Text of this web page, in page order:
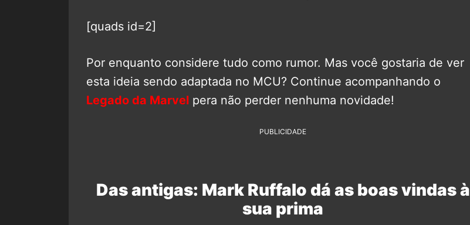
[quads id=2]
Por enquanto considere tudo como rumor. Mas você gostaria de ver
esta ideia sendo adaptada no MCU? Continue acompanhando o
Legado da Marvel pera não perder nenhuma novidade!
PUBLICIDADE
Das antigas: Mark Ruffalo dá as boas vindas à
sua prima